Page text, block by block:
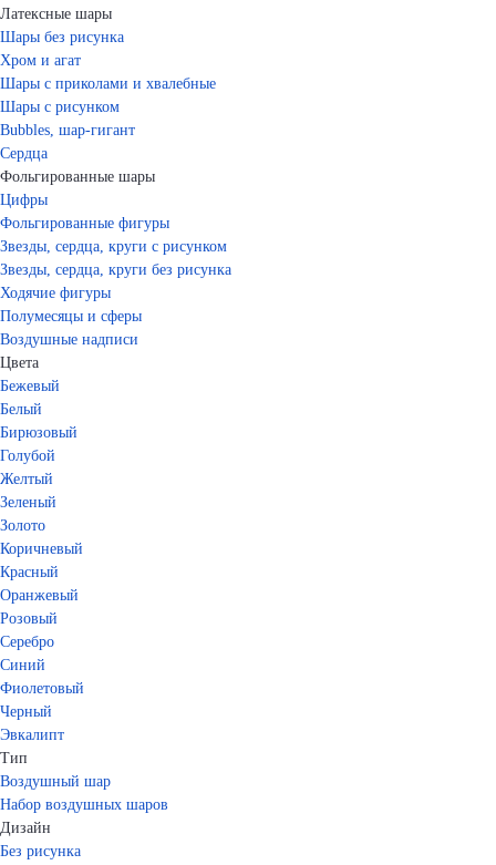
Латексные шары
Шары без рисунка
Хром и агат
Шары с приколами и хвалебные
Шары с рисунком
Bubbles, шар-гигант
Сердца
Фольгированные шары
Цифры
Фольгированные фигуры
Звезды, сердца, круги с рисунком
Звезды, сердца, круги без рисунка
Ходячие фигуры
Полумесяцы и сферы
Воздушные надписи
Цвета
Бежевый
Белый
Бирюзовый
Голубой
Желтый
Зеленый
Золото
Коричневый
Красный
Оранжевый
Розовый
Серебро
Синий
Фиолетовый
Черный
Эвкалипт
Тип
Воздушный шар
Набор воздушных шаров
Дизайн
Без рисунка